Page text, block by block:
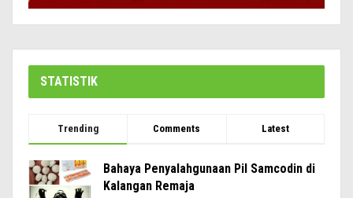
STATISTIK
Trending Comments Latest
Bahaya Penyalahgunaan Pil Samcodin di
Kalangan Remaja